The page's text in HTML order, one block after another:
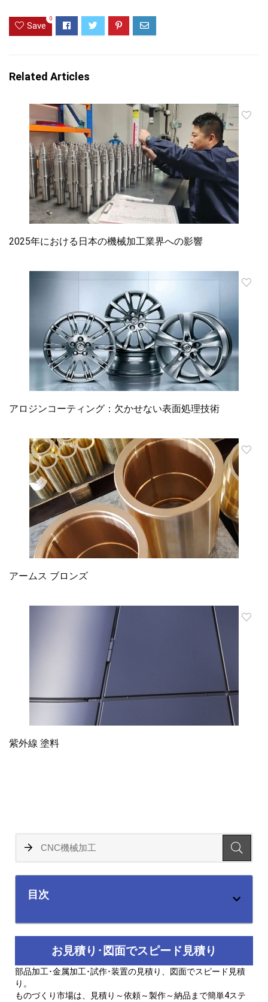
Save
0
Related Articles
2025年における日本の機械加工業界への影響
アロジンコーティング：欠かせない表面処理技術
アームス ブロンズ
紫外線 塗料
目次
お見積り･図面でスピード見積り
部品加工･金属加工･試作･装置の見積り、図面でスピード見積
り。
ものづくり市場は、見積り～依頼～製作～納品まで簡単4ステ